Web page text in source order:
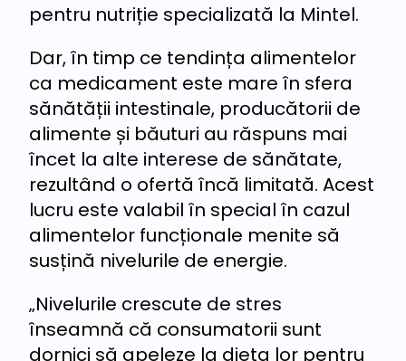
pentru nutriție specializată la Mintel.
Dar, în timp ce tendința alimentelor
ca medicament este mare în sfera
sănătății intestinale, producătorii de
alimente și băuturi au răspuns mai
încet la alte interese de sănătate,
rezultând o ofertă încă limitată. Acest
lucru este valabil în special în cazul
alimentelor funcționale menite să
susțină nivelurile de energie.
„Nivelurile crescute de stres
înseamnă că consumatorii sunt
dornici să apeleze la dieta lor pentru